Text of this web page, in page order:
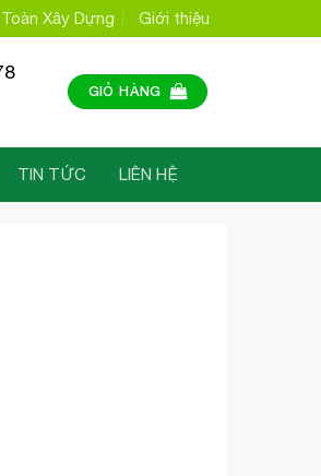
Xây Dựng Giới thiệu
GIỎ HÀNG
TIN TỨC LIÊN HỆ